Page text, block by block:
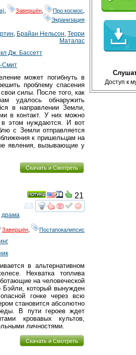
Доступ к
Завершён Про космос
Экранизация
, Брайан Нельсон, Терри
Маталас
Дж. Бассетт
Смит
может погибнуть в
проблему спасения
силы. После того, как
удалось обнаружить
в направлении Земли,
в контакт. У них можно
этом нуждаются. И вот
с Земли отправляется
к пришельцам на
явления, вызывающие у
Скачать и Смотреть
смотретьинтересует
21
драма
Завершён Постапокалипсис
в альтернативном
Нехватка топлива
на человеческой
который вынужден
гонке через всю
становится абсолютно
В пути героев ждет
кровавых культов,
личностями.
Скачать и Смотреть